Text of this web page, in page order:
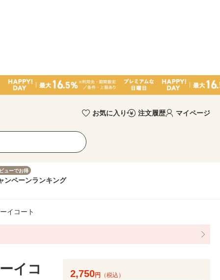
お気に入り 注文履歴 マイページ
ューでお得
ンペーンランキング
イコート
イコ 2,750円 （税込）